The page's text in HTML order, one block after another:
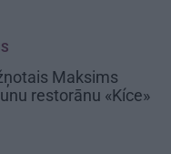
Maksims
restorānu «Kíce»